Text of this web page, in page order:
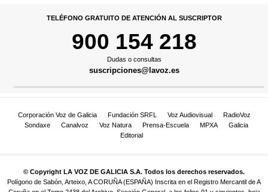
TELÉFONO GRATUITO DE ATENCIÓN AL SUSCRIPTOR
900 154 218
Dudas o consultas
suscripciones@lavoz.es
Corporación Voz de Galicia Fundación SRFL Voz Audiovisual
RadioVoz
Sondaxe
Canalvoz Voz Natura Prensa-Escuela MPXA
Galicia
Editorial
© Copyright LA VOZ DE GALICIA S.A. Todos los derechos reservados.
Polígono de Sabón, Arteixo, A CORUÑA (ESPAÑA) Inscrita en el Registro Mercantil de A